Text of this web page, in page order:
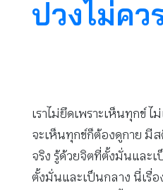
ปวงไม่ค
เราไม่ยึดเพราะเห็นทุกข์
จะเห็นทุกข์ก็ต้องดูกาย มี
จริง รู้ด้วยจิตที่ตั้งมั่นและ
ตั้งมั่นและเป็นกลาง นี่เรื่